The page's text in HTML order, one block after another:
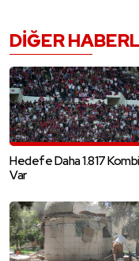
DIĞER
Hedefe Daha 1.817
Var